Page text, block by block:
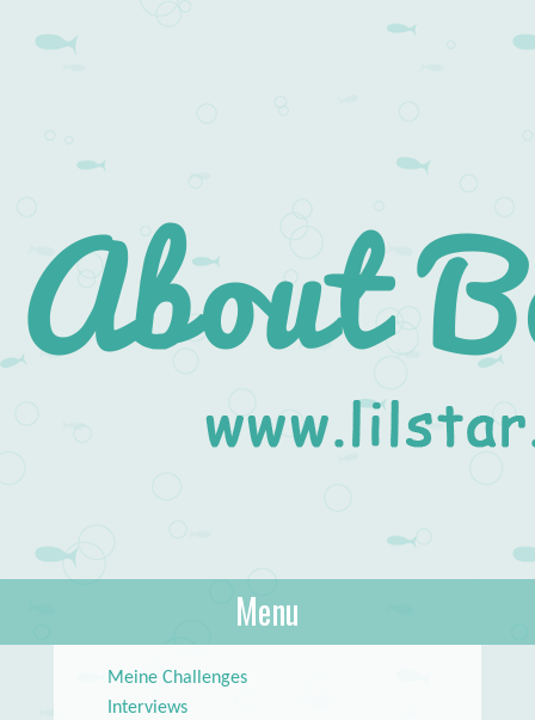
About Books
lilstar.de
Menu
Meine Challenges
Interviews